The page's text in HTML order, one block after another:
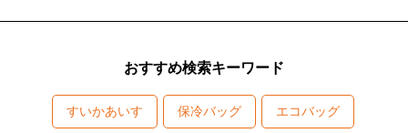
おすすめ検索キーワード
すいかあいす 保冷バッグ エコバッグ